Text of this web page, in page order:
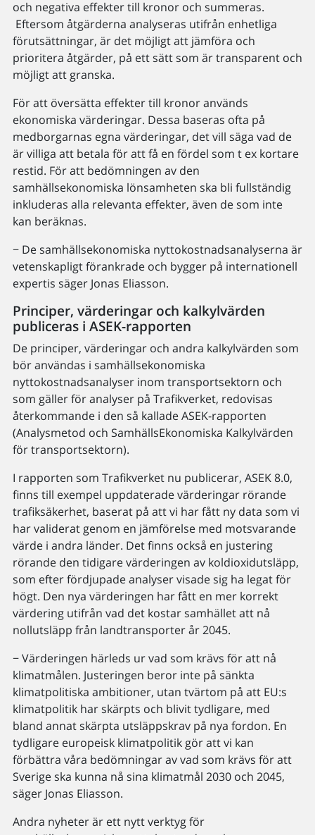
och negativa effekter till kronor och summeras.
Eftersom åtgärderna analyseras utifrån enhetliga
förutsättningar, är det möjligt att jämföra och
prioritera åtgärder, på ett sätt som är transparent och
möjligt att granska.
För att översätta effekter till kronor används
ekonomiska värderingar. Dessa baseras ofta på
medborgarnas egna värderingar, det vill säga vad de
är villiga att betala för att få en fördel som t ex kortare
restid. För att bedömningen av den
samhällsekonomiska lönsamheten ska bli fullständig
inkluderas alla relevanta effekter, även de som inte
kan beräknas.
− De samhällsekonomiska nyttokostnadsanalyserna är
vetenskapligt förankrade och bygger på internationell
expertis säger Jonas Eliasson.
Principer, värderingar och kalkylvärden
publiceras i ASEK-rapporten
De principer, värderingar och andra kalkylvärden som
bör användas i samhällsekonomiska
nyttokostnadsanalyser inom transportsektorn och
som gäller för analyser på Trafikverket, redovisas
återkommande i den så kallade ASEK-rapporten
(Analysmetod och SamhällsEkonomiska Kalkylvärden
för transportsektorn).
I rapporten som Trafikverket nu publicerar, ASEK 8.0,
finns till exempel uppdaterade värderingar rörande
trafiksäkerhet, baserat på att vi har fått ny data som vi
har validerat genom en jämförelse med motsvarande
värde i andra länder. Det finns också en justering
rörande den tidigare värderingen av koldioxidutsläpp,
som efter fördjupade analyser visade sig ha legat för
högt. Den nya värderingen har fått en mer korrekt
värdering utifrån vad det kostar samhället att nå
nollutsläpp från landtransporter år 2045.
− Värderingen härleds ur vad som krävs för att nå
klimatmålen. Justeringen beror inte på sänkta
klimatpolitiska ambitioner, utan tvärtom på att EU:s
klimatpolitik har skärpts och blivit tydligare, med
bland annat skärpta utsläppskrav på nya fordon. En
tydligare europeisk klimatpolitik gör att vi kan
förbättra våra bedömningar av vad som krävs för att
Sverige ska kunna nå sina klimatmål 2030 och 2045,
säger Jonas Eliasson.
Andra nyheter är ett nytt verktyg för